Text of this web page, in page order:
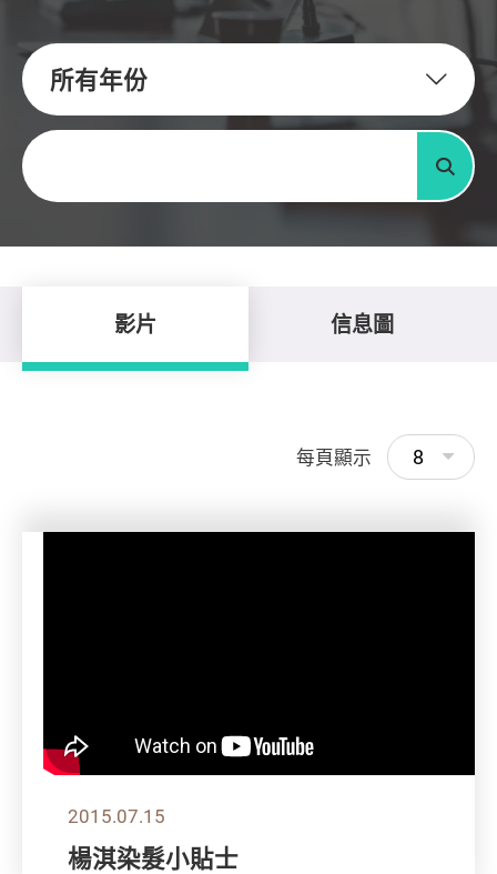
所有年份
關鍵字
搜尋
影片 信息圖
每頁顯示 8
2015.07.15
楊淇染髮小貼士